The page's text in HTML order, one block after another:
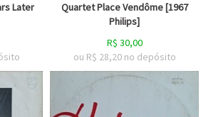
Later
Quartet Place Vendôme [1967
Philips]
R$ 30,00
ou R$ 28,20 no depósito